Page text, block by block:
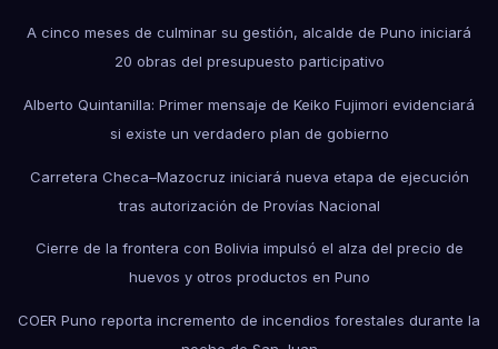
A cinco meses de culminar su gestión, alcalde de Puno iniciará
20 obras del presupuesto participativo
Alberto Quintanilla: Primer mensaje de Keiko Fujimori evidenciará
si existe un verdadero plan de gobierno
Carretera Checa–Mazocruz iniciará nueva etapa de ejecución
tras autorización de Provías Nacional
Cierre de la frontera con Bolivia impulsó el alza del precio de
huevos y otros productos en Puno
COER Puno reporta incremento de incendios forestales durante la